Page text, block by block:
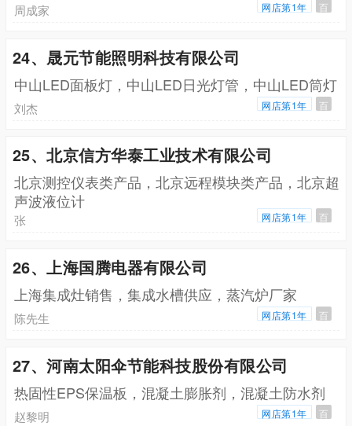
周成家 网店第1年 百
24、晟元节能照明科技有限公司
中山LED面板灯，中山LED日光灯管，中山LED筒灯
刘杰 网店第1年 百
25、北京信方华泰工业技术有限公司
北京测控仪表类产品，北京远程模块类产品，北京超
声波液位计
张 网店第1年 百
26、上海国腾电器有限公司
上海集成灶销售，集成水槽供应，蒸汽炉厂家
陈先生 网店第1年 百
27、河南太阳伞节能科技股份有限公司
热固性EPS保温板，混凝土膨胀剂，混凝土防水剂
赵黎明 网店第1年 百